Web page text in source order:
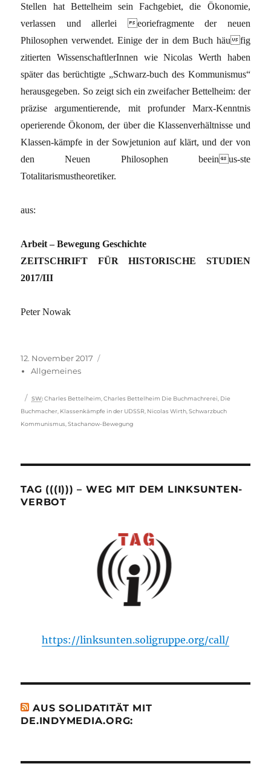
Stellen hat Bettelheim sein Fachgebiet, die Ökonomie,
verlassen und allerlei eoriefragmente der neuen
Philosophen verwendet. Einige der in dem Buch häufig
zitierten WissenschaftlerInnen wie Nicolas Werth haben
später das berüchtigte „Schwarz-buch des Kommunismus“
herausgegeben. So zeigt sich ein zweifacher Bettelheim: der
präzise argumentierende, mit profunder Marx-Kenntnis
operierende Ökonom, der über die Klassenverhältnisse und
Klassen-kämpfe in der Sowjetunion auf klärt, und der von
den Neuen Philosophen beeinus-ste
Totalitarismustheoretiker.
aus:
Arbeit – Bewegung Geschichte
ZEITSCHRIFT FÜR HISTORISCHE STUDIEN
2017/III
Peter Nowak
Veröffentlicht
am
12. November 2017
Allgemeines
Schlagwörter
SW: Charles Bettelheim ,Charles Bettelheim Die Buchmachrerei Die
Buchmacher Klassenkämpfe in der UDSSR Nicolas Wirth ,Schwarzbuch
Kommunismus ,Stachanow-Bewegung
TAG (((I))) – WEG MIT DEM LINKSUNTEN-
VERBOT
https://linksunten.soligruppe.org/call/
AUS SOLIDATITÄT MIT
DE.INDYMEDIA.ORG: